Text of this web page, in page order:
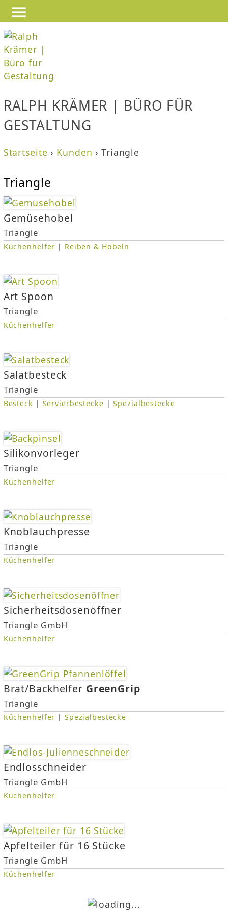
—
—
—
RALPH KRÄMER | BÜRO FÜR
GESTALTUNG
i
e
s
n
d
h
e
r
Startseite › Kunden ›Triangle
Triangle
Gemüsehobel
Triangle
Küchenhelfer | Reiben & Hobeln
Art Spoon
Triangle
Küchenhelfer
Salatbesteck
Triangle
Besteck | Servierbestecke |Spezialbestecke
Silikonvorleger
Triangle
Küchenhelfer
Knoblauchpresse
Triangle
Küchenhelfer
Sicherheitsdosenöffner
Triangle GmbH
Küchenhelfer
Brat/Backhelfer GreenGrip
Triangle
Küchenhelfer | Spezialbestecke
Endlosschneider
Triangle GmbH
Küchenhelfer
Apfelteiler für 16 Stücke
Triangle GmbH
Küchenhelfer